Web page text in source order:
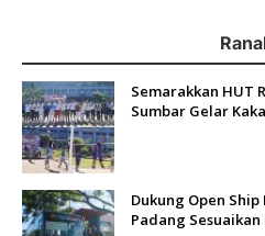
Semarakkan HUT
Sumbar Gelar
Dukung Open Ship
Padang